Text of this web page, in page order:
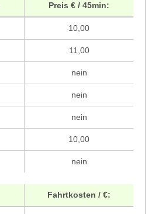
Preis € / 45min:
10,00
11,00
nein
nein
nein
10,00
nein
Fahrtkosten / €: